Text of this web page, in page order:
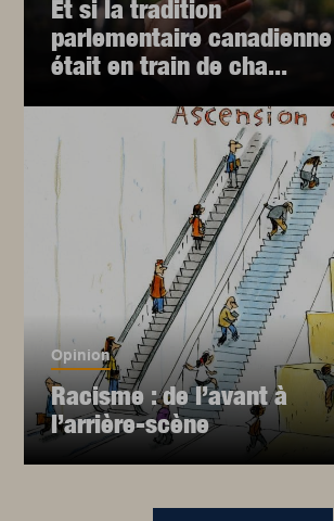
Et si la tradition
parlementaire canadienne
était en train de cha...
Opinion
Racisme : de l’avant à
l’arrière-scène